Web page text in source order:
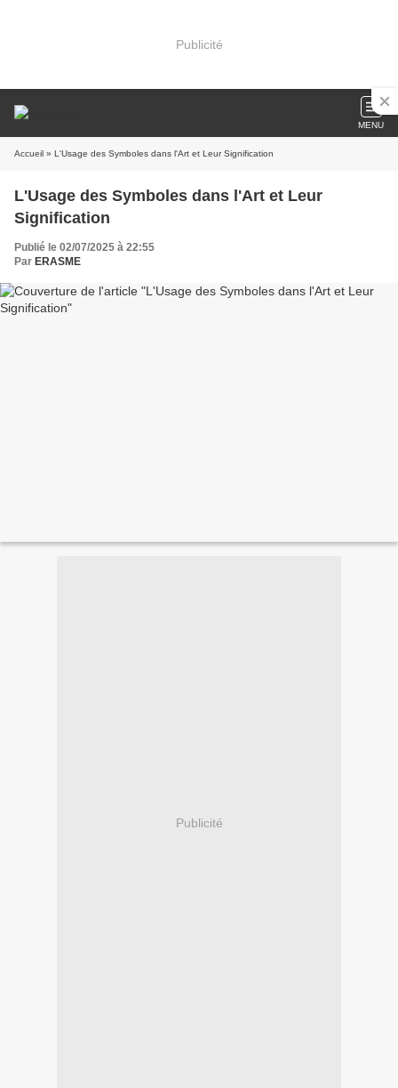
Publicité
MENU
Accueil » L'Usage des Symboles dans l'Art et Leur Signification
L'Usage des Symboles dans l'Art et Leur
Signification
Publié le 02/07/2025 à 22:55
Par ERASME
Publicité